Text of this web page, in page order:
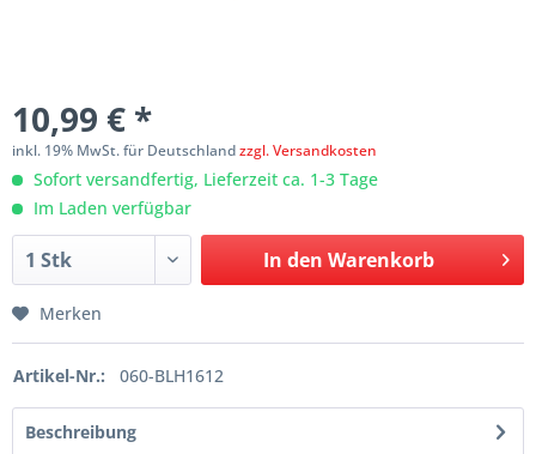
10,99 € *
inkl. 19% MwSt. für Deutschlandzzgl. Versandkosten
Sofort versandfertig, Lieferzeit ca. 1-3 Tage
Im Laden verfügbar
In den Warenkorb
Merken
Artikel-Nr.: 060-BLH1612
Beschreibung